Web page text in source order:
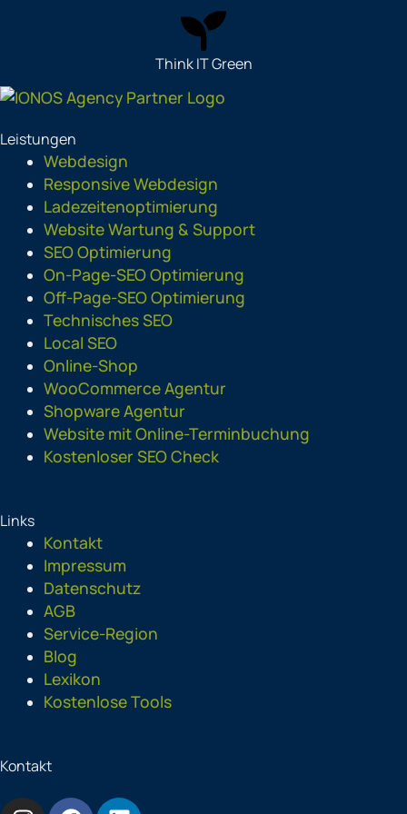
Think IT Green
Leistungen
Webdesign
Responsive Webdesign
Ladezeitenoptimierung
Website Wartung & Support
SEO Optimierung
On-Page-SEO Optimierung
Off-Page-SEO Optimierung
Technisches SEO
Local SEO
Online-Shop
WooCommerce Agentur
Shopware Agentur
Website mit Online-Terminbuchung
Kostenloser SEO Check
Links
Kontakt
Impressum
Datenschutz
AGB
Service-Region
Blog
Lexikon
Kostenlose Tools
Kontakt